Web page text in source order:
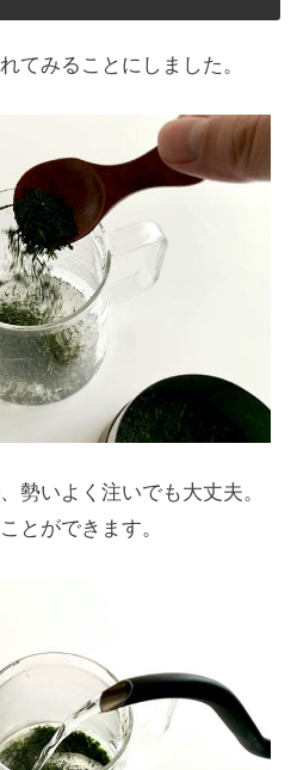
てみることにしました。
勢いよく注いでも大丈夫。
とができます。